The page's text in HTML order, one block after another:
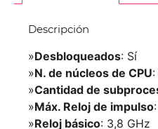
Descripción
»Desbloqueados: Sí
»N. de núcleos de CPU
»Cantidad de
»Máx. Reloj de impulso
»Reloj básico: 3,8 GHz